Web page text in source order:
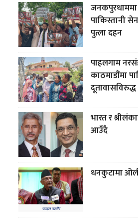
पाकिस्तानी
पुत्ला दहन
पाहलगाम
काठमाडौंमा
दूतावासविरुद्ध
भारत र
आउँदै
धनकुटामा